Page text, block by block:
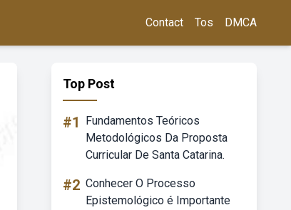
Contact Tos DMCA
Top Post
#1
Fundamentos Teóricos
Metodológicos Da Proposta
Curricular De Santa Catarina.
#2 Conhecer O Processo
Epistemológico é Importante